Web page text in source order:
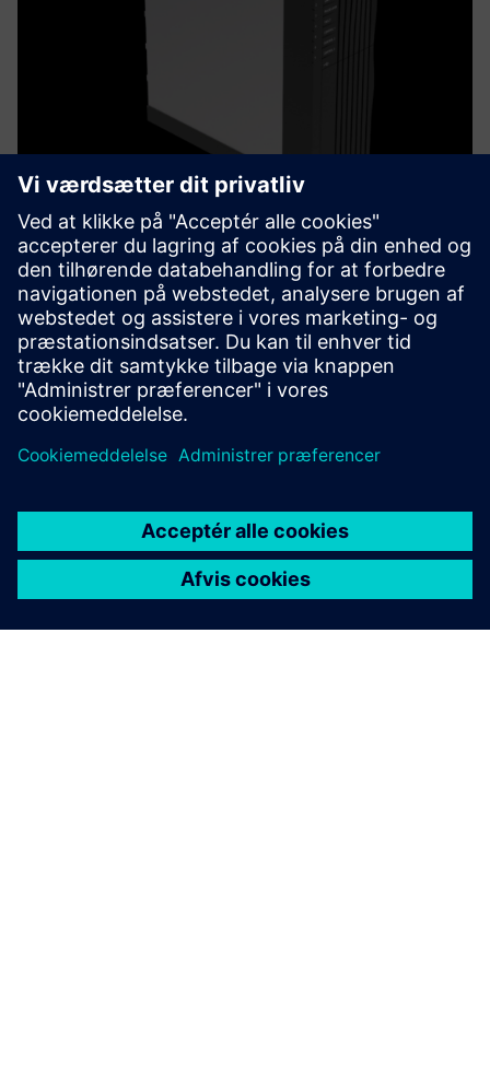
Thyro PX
Built for demanding thermal applications, Thyro-PX SCR
power controller supports multiple operating voltages and
control modes, also load currents up to 5000A. It
intelligently manages electrical energy used in glass
process and o...
Få mere at vide